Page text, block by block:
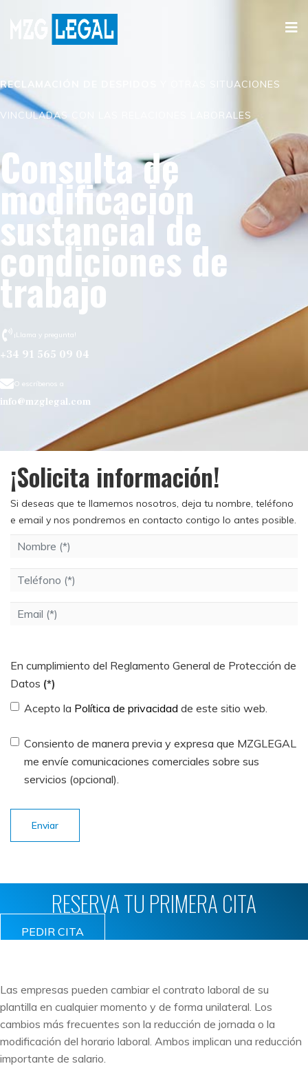
RECLAMACIÓN DE DESPIDOS Y OTRAS SITUACIONES
VINCULADAS CON LAS RELACIONES LABORALES
Consulta de
modificación
sustancial de
condiciones de
trabajo
¡Llama y pregunta!
+34 91 565 09 04
O escríbenos a
info@mzglegal.com
¡Solicita información!
Si deseas que te llamemos nosotros, deja tu nombre, teléfono
e email y nos pondremos en contacto contigo lo antes posible.
En cumplimiento del Reglamento General de Protección de
Datos (*)
Acepto la Política de privacidad de este sitio web.
Consiento de manera previa y expresa que MZGLEGAL
me envíe comunicaciones comerciales sobre sus
servicios (opcional).
Enviar
RESERVA TU PRIMERA CITA
PEDIR CITA
Las empresas pueden cambiar el contrato laboral de su
plantilla en cualquier momento y de forma unilateral. Los
cambios más frecuentes son la reducción de jornada o la
modificación del horario laboral. Ambos implican una reducción
importante de salario.